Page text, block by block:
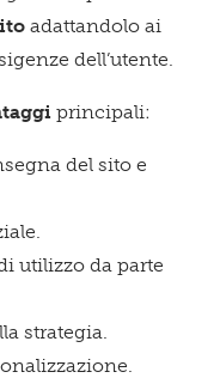
adattandolo ai
dell’utente.
principali:
del sito e
utilizzo da parte
strategia.